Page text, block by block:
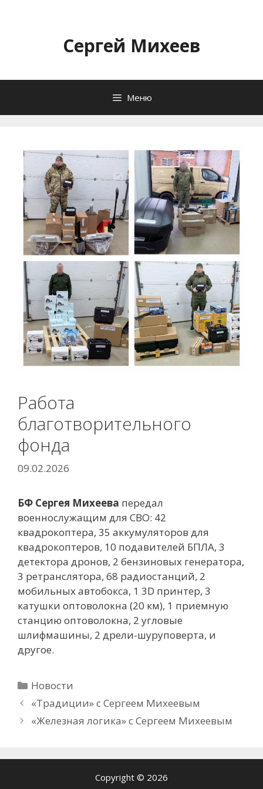
содержимомуСергей Михеев
Меню
Работа
благотворительного
фонда
09.02.2026
БФ Сергея Михеева передал
военнослужащим для СВО: 42
квадрокоптера, 35 аккумуляторов для
квадрокоптеров, 10 подавителей БПЛА, 3
детектора дронов, 2 бензиновых генератора,
3 ретранслятора, 68 радиостанций, 2
мобильных автобокса, 1 3D принтер, 3
катушки оптоволокна (20 км), 1 приемную
станцию оптоволокна, 2 угловые
шлифмашины, 2 дрели-шуруповерта, и
другое.
Рубрики
Новости
«Традиции» с Сергеем Михеевым
«Железная логика» с Сергеем Михеевым
Copyright © 2026